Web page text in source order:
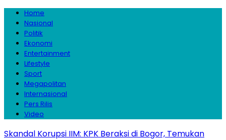
Home
Nasional
Politik
Ekonomi
Entertainment
Lifestyle
Sport
Megapolitan
Internasional
Pers Rilis
Video
Skandal Korupsi IIM: KPK Beraksi di Bogor, Temukan